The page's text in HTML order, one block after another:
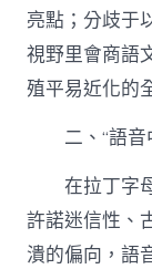
亮點；分歧于
視野里會商語
殖平易近化的
二、“語
在拉丁字
許諾迷信性、
潰的偏向，語